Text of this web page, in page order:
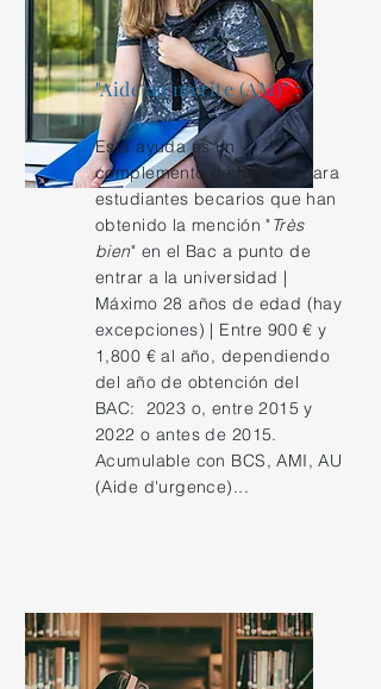
"Aide au mérite (AM)" :
Esta ayuda es un
complemento de la BCS, para
estudiantes becarios que han
obtenido la mención " Très
bien" en el Bac a punto de
entrar a la universidad |
Máximo 28 años de edad (hay
excepciones) | Entre 900 € y
1,800 € al año, dependiendo
del año de obtención del
BAC: 2023 o, entre 2015 y
2022 o antes de 2015.
Acumulable con BCS, AMI, AU
(Aide d'urgence)...